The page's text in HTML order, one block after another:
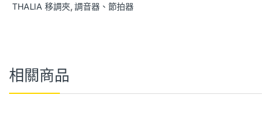
THALIA 移調夾,調音器、節拍器
相關商品